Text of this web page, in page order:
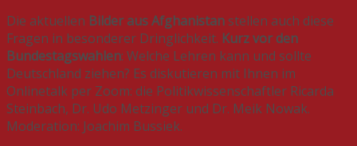
Die aktuellen Bilder aus Afghanistan stellen auch diese
Fragen in besonderer Dringlichkeit. Kurz vor den
Bundestagswahlen: Welche Lehren kann und sollte
Deutschland ziehen? Es diskutieren mit Ihnen im
Onlinetalk per Zoom: die Politikwissenschaftler Ricarda
Steinbach, Dr. Udo Metzinger und Dr. Meik Nowak.
Moderation: Joachim Bussiek.